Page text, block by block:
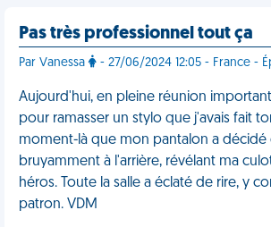
Pas très professionnel tout ça
Par Vanessa - 27/06/2024 12:05 - France -
Aujourd'hui, en pleine réunion
pour ramasser un stylo que j'avais fait
moment-là que mon pantalon a décidé
bruyamment à l'arrière, révélant ma
héros. Toute la salle a éclaté de rire, y
patron. VDM